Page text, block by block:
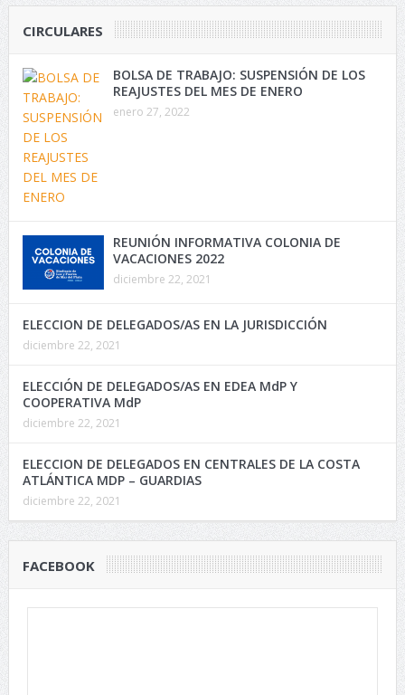
CIRCULARES
BOLSA DE TRABAJO: SUSPENSIÓN DE LOS
REAJUSTES DEL MES DE ENERO
enero 27, 2022
REUNIÓN INFORMATIVA COLONIA DE
VACACIONES 2022
diciembre 22, 2021
ELECCION DE DELEGADOS/AS EN LA JURISDICCIÓN
diciembre 22, 2021
ELECCIÓN DE DELEGADOS/AS EN EDEA MdP Y
COOPERATIVA MdP
diciembre 22, 2021
ELECCION DE DELEGADOS EN CENTRALES DE LA COSTA
ATLÁNTICA MDP – GUARDIAS
diciembre 22, 2021
FACEBOOK